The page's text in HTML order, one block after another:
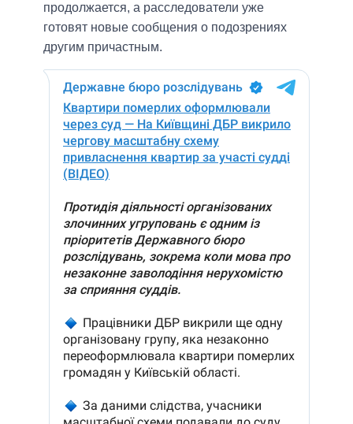
продолжается, а расследователи уже
готовят новые сообщения о подозрениях
другим причастным.